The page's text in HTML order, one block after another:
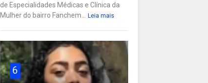
de Especialidades Médicas e Clínica da
Mulher do bairro Fanchem...
Leia mais
6